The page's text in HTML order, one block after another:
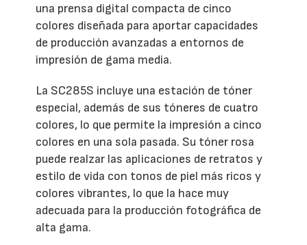
una prensa digital compacta de cinco
colores diseñada para aportar capacidades
de producción avanzadas a entornos de
impresión de gama media.
La SC285S incluye una estación de tóner
especial, además de sus tóneres de cuatro
colores, lo que permite la impresión a cinco
colores en una sola pasada. Su tóner rosa
puede realzar las aplicaciones de retratos y
estilo de vida con tonos de piel más ricos y
colores vibrantes, lo que la hace muy
adecuada para la producción fotográfica de
alta gama.